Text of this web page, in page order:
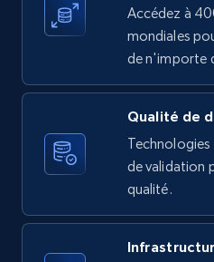
Etsy - Collects data from
URL, Product id, Listing
price, and more.
1.9K+ 323+
Accédez à
mondiales
de n'importe
Qualité de
de validation
qualité.